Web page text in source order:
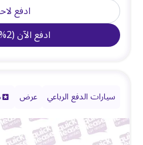
ادفع
ادفع الآن(
2
سيارات الدفع الرباعي عرض